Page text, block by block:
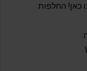
כאן! החלפות